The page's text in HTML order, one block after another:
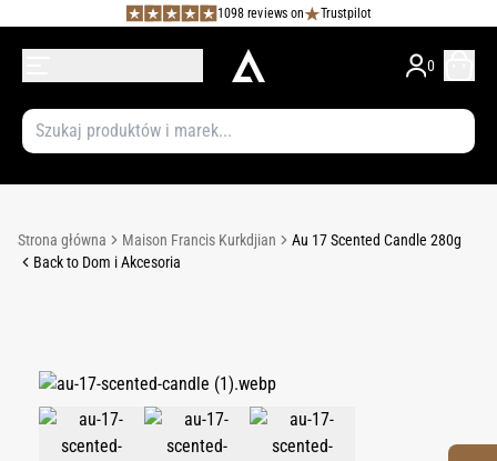
1098 reviews on Trustpilot
0
Strona główna Maison Francis Kurkdjian
Au 17 Scented Candle 280g
Back to Dom i Akcesoria